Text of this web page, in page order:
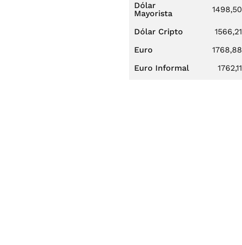
Dólar
Mayorista
1498,50
Dólar Cripto 1566,21
Euro
1768,88
Euro Informal
1762,11